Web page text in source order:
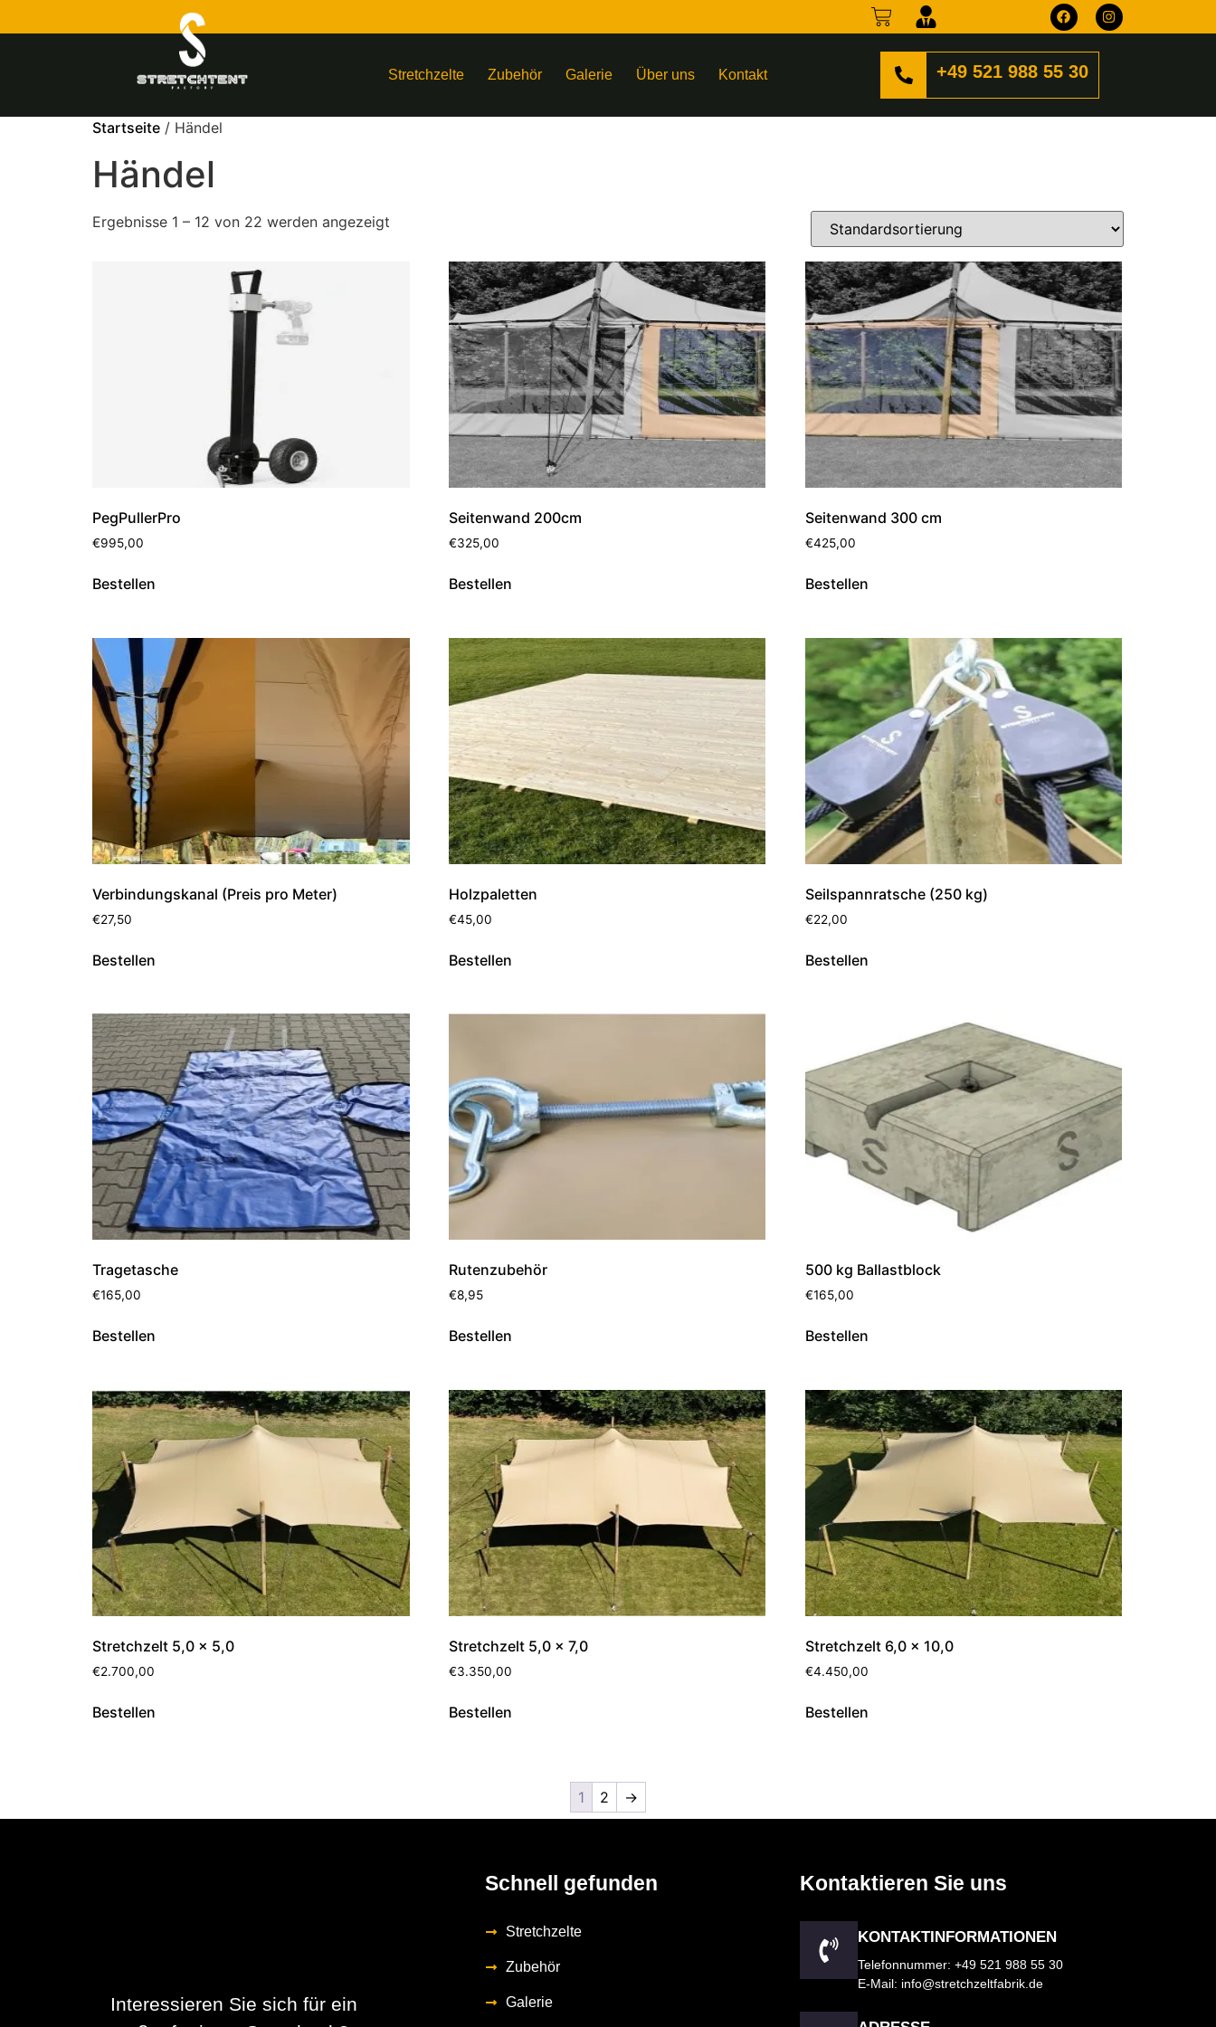
Stretchzelte Zubehör Galerie Über uns Kontakt +49 521 988 55 30
Startseite / Händel
Händel
Ergebnisse 1 – 12 von 22 werden angezeigt
PegPullerPro
€995,00
Bestellen
Seitenwand 200cm
€325,00
Bestellen
Seitenwand 300 cm
€425,00
Bestellen
Verbindungskanal (Preis pro Meter)
€27,50
Bestellen
Holzpaletten
€45,00
Bestellen
Seilspannratsche (250 kg)
€22,00
Bestellen
Tragetasche
€165,00
Bestellen
Rutenzubehör
€8,95
Bestellen
500 kg Ballastblock
€165,00
Bestellen
Stretchzelt 5,0 x 5,0
€2.700,00
Bestellen
Stretchzelt 5,0 x 7,0
€3.350,00
Bestellen
Stretchzelt 6,0 x 10,0
€4.450,00
Bestellen
1 2 →
Interessieren Sie sich für ein
Schnell gefunden
Stretchzelte
Zubehör
Galerie
Kontaktieren Sie uns
KONTAKTINFORMATIONEN
Telefonnummer: +49 521 988 55 30
E-Mail: info@stretchzeltfabrik.de